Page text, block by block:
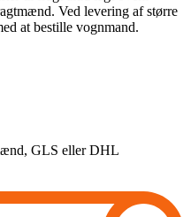
Ved levering af større
at bestille vognmand.
GLS eller DHL